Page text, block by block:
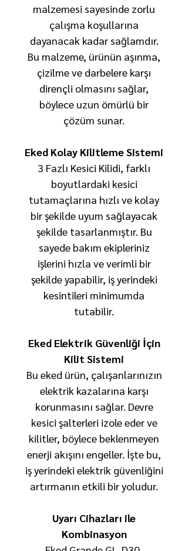
malzemesi sayesinde zorlu
çalışma koşullarına
dayanacak kadar sağlamdır.
Bu malzeme, ürünün aşınma,
çizilme ve darbelere karşı
dirençli olmasını sağlar,
böylece uzun ömürlü bir
çözüm sunar.
Eked Kolay Kilitleme Sistemi
3 Fazlı Kesici Kilidi, farklı
boyutlardaki kesici
tutamaçlarına hızlı ve kolay
bir şekilde uyum sağlayacak
şekilde tasarlanmıştır. Bu
sayede bakım ekipleriniz
işlerini hızla ve verimli bir
şekilde yapabilir, iş yerindeki
kesintileri minimumda
tutabilir.
Eked Elektrik Güvenliği İçin
Kilit Sistemi
Bu eked ürün, çalışanlarınızın
elektrik kazalarına karşı
korunmasını sağlar. Devre
kesici şalterleri izole eder ve
kilitler, böylece beklenmeyen
enerji akışını engeller. İşte bu,
iş yerindeki elektrik güvenliğini
artırmanın etkili bir yoludur.
Uyarı Cihazları ile
Kombinasyon